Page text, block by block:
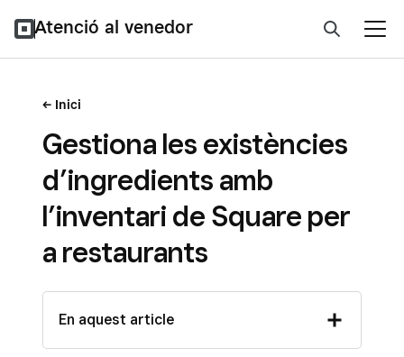
Atenció al venedor
Inici
Gestiona les existències
d’ingredients amb
l’inventari de Square per
a restaurants
En aquest article